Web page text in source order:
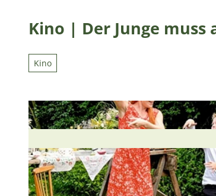
Kino | Der Junge muss
Kino